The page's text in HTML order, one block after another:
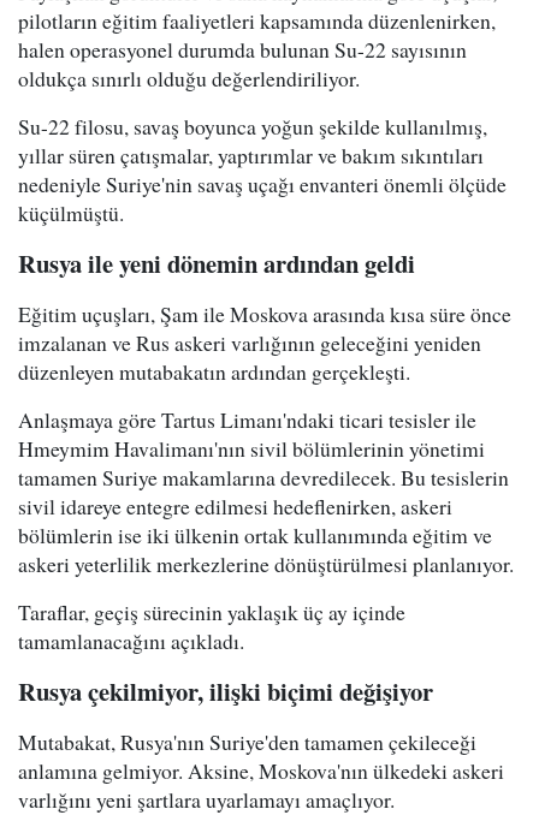
pilotların eğitim faaliyetleri kapsamında düzenlenirken,
halen operasyonel durumda bulunan Su-22 sayısının
oldukça sınırlı olduğu değerlendiriliyor.
Su-22 filosu, savaş boyunca yoğun şekilde kullanılmış,
yıllar süren çatışmalar, yaptırımlar ve bakım sıkıntıları
nedeniyle Suriye'nin savaş uçağı envanteri önemli ölçüde
küçülmüştü.
Rusya ile yeni dönemin ardından geldi
Eğitim uçuşları, Şam ile Moskova arasında kısa süre önce
imzalanan ve Rus askeri varlığının geleceğini yeniden
düzenleyen mutabakatın ardından gerçekleşti.
Anlaşmaya göre Tartus Limanı'ndaki ticari tesisler ile
Hmeymim Havalimanı'nın sivil bölümlerinin yönetimi
tamamen Suriye makamlarına devredilecek. Bu tesislerin
sivil idareye entegre edilmesi hedeflenirken, askeri
bölümlerin ise iki ülkenin ortak kullanımında eğitim ve
askeri yeterlilik merkezlerine dönüştürülmesi planlanıyor.
Taraflar, geçiş sürecinin yaklaşık üç ay içinde
tamamlanacağını açıkladı.
Rusya çekilmiyor, ilişki biçimi değişiyor
Mutabakat, Rusya'nın Suriye'den tamamen çekileceği
anlamına gelmiyor. Aksine, Moskova'nın ülkedeki askeri
varlığını yeni şartlara uyarlamayı amaçlıyor.